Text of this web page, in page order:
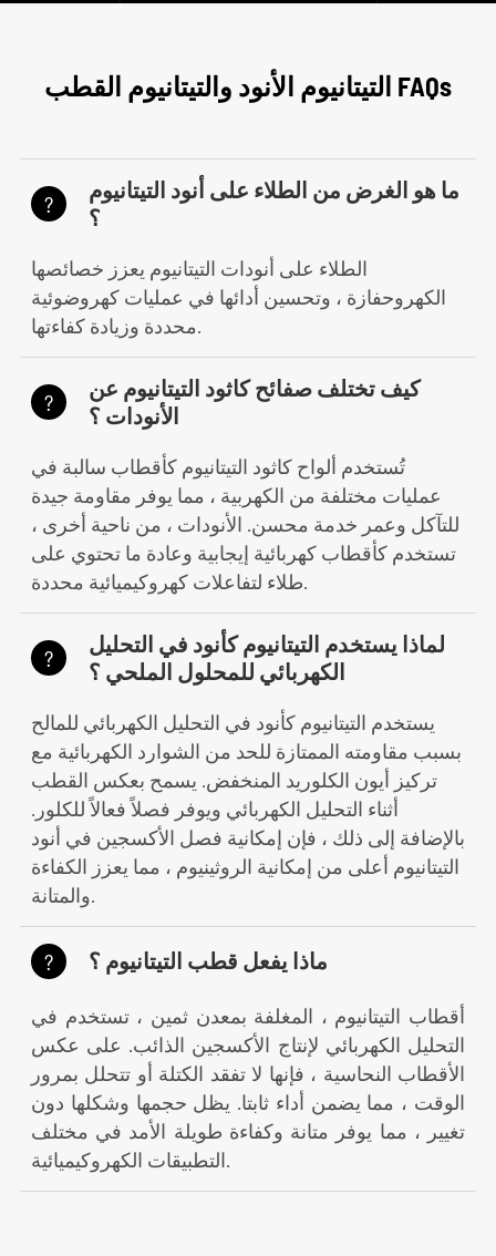
التيتانيوم الأنود والتيتانيوم القطب FAQs
?
ما هو الغرض من الطلاء على أنود التيتانيوم
؟
الطلاء على أنودات التيتانيوم يعزز خصائصها
الكهروحفازة ، وتحسين أدائها في عمليات كهروضوئية
محددة وزيادة كفاءتها.
?
كيف تختلف صفائح كاثود التيتانيوم عن
الأنودات ؟
تُستخدم ألواح كاثود التيتانيوم كأقطاب سالبة في
عمليات مختلفة من الكهربية ، مما يوفر مقاومة جيدة
للتآكل وعمر خدمة محسن. الأنودات ، من ناحية أخرى ،
تستخدم كأقطاب كهربائية إيجابية وعادة ما تحتوي على
طلاء لتفاعلات كهروكيميائية محددة.
?
لماذا يستخدم التيتانيوم كأنود في التحليل
الكهربائي للمحلول الملحي ؟
يستخدم التيتانيوم كأنود في التحليل الكهربائي للمالح
بسبب مقاومته الممتازة للحد من الشوارد الكهربائية مع
تركيز أيون الكلوريد المنخفض. يسمح بعكس القطب
أثناء التحليل الكهربائي ويوفر فصلاً فعالاً للكلور.
بالإضافة إلى ذلك ، فإن إمكانية فصل الأكسجين في أنود
التيتانيوم أعلى من إمكانية الروثينيوم ، مما يعزز الكفاءة
والمتانة.
? ماذا يفعل قطب التيتانيوم ؟
أقطاب التيتانيوم ، المغلفة بمعدن ثمين ، تستخدم في
التحليل الكهربائي لإنتاج الأكسجين الذائب. على عكس
الأقطاب النحاسية ، فإنها لا تفقد الكتلة أو تتحلل بمرور
الوقت ، مما يضمن أداء ثابتا. يظل حجمها وشكلها دون
تغيير ، مما يوفر متانة وكفاءة طويلة الأمد في مختلف
التطبيقات الكهروكيميائية.